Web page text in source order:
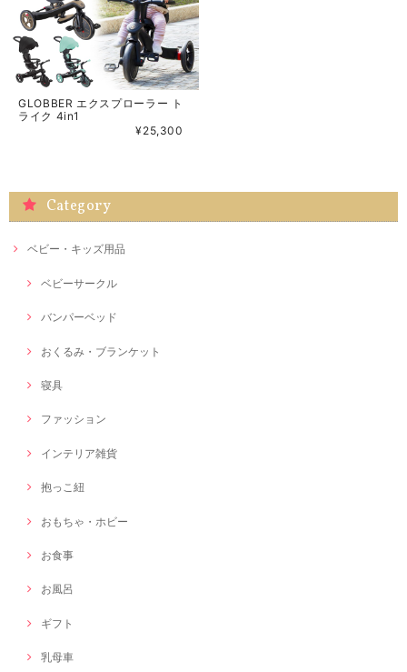
GLOBBER エクスプローラー ト
ライク 4in1
¥25,300
Category
ベビー・キッズ用品
ベビーサークル
バンパーベッド
おくるみ・ブランケット
寝具
ファッション
インテリア雑貨
抱っこ紐
おもちゃ・ホビー
お食事
お風呂
ギフト
乳母車